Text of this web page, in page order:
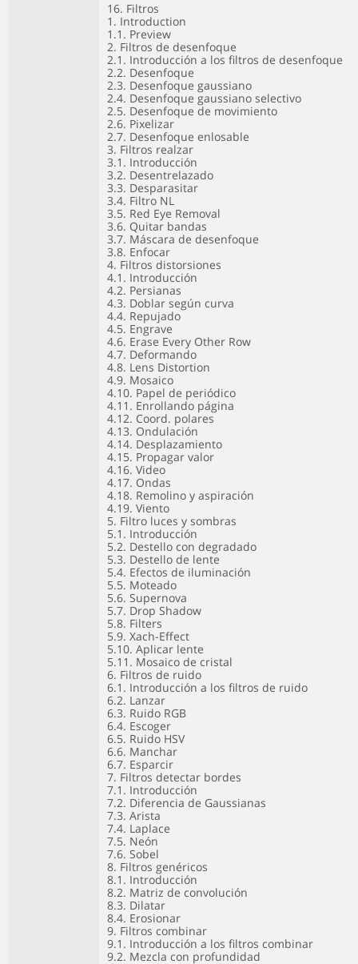
16. Filtros
1. Introduction
1.1. Preview
2. Filtros de desenfoque
2.1. Introducción a los filtros de desenfoque
2.2. Desenfoque
2.3. Desenfoque gaussiano
2.4. Desenfoque gaussiano selectivo
2.5. Desenfoque de movimiento
2.6. Pixelizar
2.7. Desenfoque enlosable
3. Filtros realzar
3.1. Introducción
3.2. Desentrelazado
3.3. Desparasitar
3.4. Filtro NL
3.5. Red Eye Removal
3.6. Quitar bandas
3.7. Máscara de desenfoque
3.8. Enfocar
4. Filtros distorsiones
4.1. Introducción
4.2. Persianas
4.3. Doblar según curva
4.4. Repujado
4.5. Engrave
4.6. Erase Every Other Row
4.7. Deformando
4.8. Lens Distortion
4.9. Mosaico
4.10. Papel de periódico
4.11. Enrollando página
4.12. Coord. polares
4.13. Ondulación
4.14. Desplazamiento
4.15. Propagar valor
4.16. Video
4.17. Ondas
4.18. Remolino y aspiración
4.19. Viento
5. Filtro luces y sombras
5.1. Introducción
5.2. Destello con degradado
5.3. Destello de lente
5.4. Efectos de iluminación
5.5. Moteado
5.6. Supernova
5.7. Drop Shadow
5.8. Filters
5.9. Xach-Effect
5.10. Aplicar lente
5.11. Mosaico de cristal
6. Filtros de ruido
6.1. Introducción a los filtros de ruido
6.2. Lanzar
6.3. Ruido RGB
6.4. Escoger
6.5. Ruido HSV
6.6. Manchar
6.7. Esparcir
7. Filtros detectar bordes
7.1. Introducción
7.2. Diferencia de Gaussianas
7.3. Arista
7.4. Laplace
7.5. Neón
7.6. Sobel
8. Filtros genéricos
8.1. Introducción
8.2. Matriz de convolución
8.3. Dilatar
8.4. Erosionar
9. Filtros combinar
9.1. Introducción a los filtros combinar
9.2. Mezcla con profundidad